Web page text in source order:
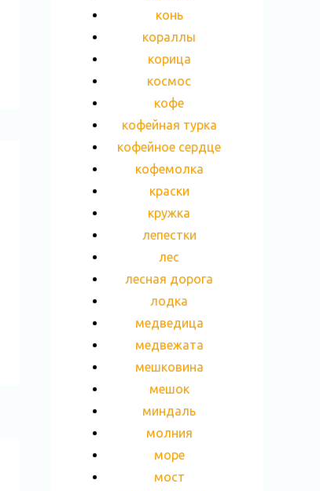
конь
кораллы
корица
космос
кофе
кофейная турка
кофейное сердце
кофемолка
краски
кружка
лепестки
лес
лесная дорога
лодка
медведица
медвежата
мешковина
мешок
миндаль
молния
море
мост